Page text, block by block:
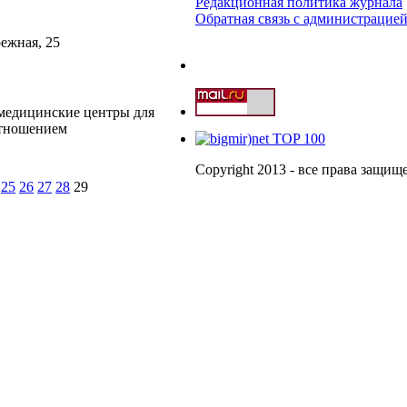
25
центры для
25 26 27 28 29
Обратная связь с администрацией
Copyright 2013 - все права